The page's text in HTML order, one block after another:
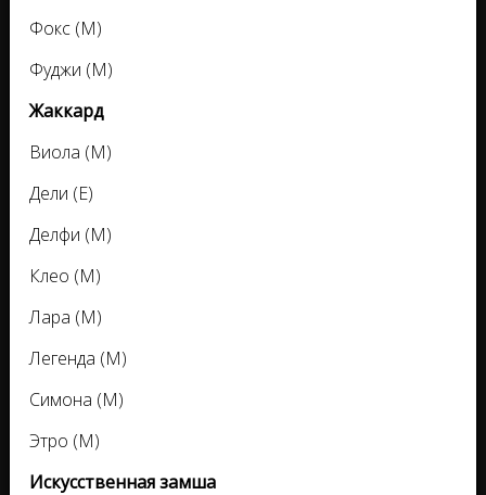
Фокс (M)
Фуджи (M)
Жаккард
Виола (M)
Дели (E)
Делфи (M)
Клео (M)
Лара (M)
Легенда (M)
Симона (M)
Этро (M)
Искусственная замша